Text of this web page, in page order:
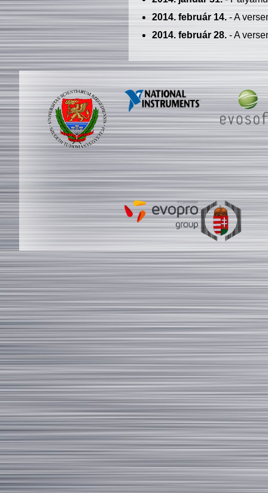
2014. február 14.- A
2014. február 28.- A